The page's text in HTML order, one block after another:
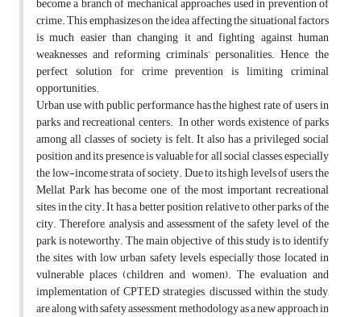
crime. This emphasizes on the idea affecting the situational factors
is much easier than changing it and fighting against human
weaknesses and reforming criminals’ personalities. Hence, the
perfect solution for crime prevention is limiting criminal
opportunities.
Urban use with public performance has the highest rate of users in
parks and recreational centers. In other words, existence of parks
among all classes of society is felt. It also has a privileged social
position and its presence is valuable for all social classes, especially
the low-income strata of society. Due to its high levels of users, the
Mellat Park has become one of the most important recreational
sites in the city. It has a better position relative to other parks of the
city. Therefore, analysis and assessment of the safety level of the
park is noteworthy. The main objective of this study is to identify
the sites with low urban safety levels, especially those located in
vulnerable places (children and women). The evaluation and
implementation of CPTED strategies, discussed within the study,
are along with safety assessment methodology as a new approach in